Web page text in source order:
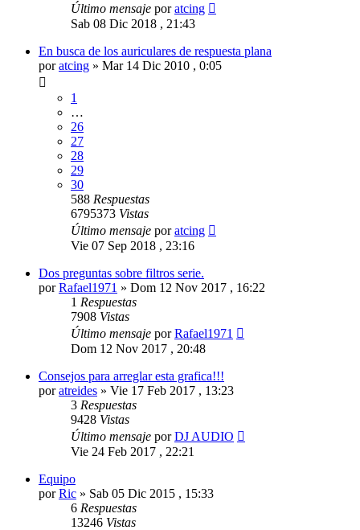
Último mensaje poratcing
Sab 08 Dic 2018 , 21:43
En busca de los auriculares de respuesta plana
poratcing » Mar 14 Dic 2010 , 0:05
1
…
26
27
28
29
30
588 Respuestas
6795373 Vistas
Último mensaje poratcing
Vie 07 Sep 2018 , 23:16
Dos preguntas sobre filtros serie.
porRafael1971 » Dom 12 Nov 2017 , 16:22
1 Respuestas
7908 Vistas
Último mensaje porRafael1971
Dom 12 Nov 2017 , 20:48
Consejos para arreglar esta grafica!!!
poratreides » Vie 17 Feb 2017 , 13:23
3 Respuestas
9428 Vistas
Último mensaje porDJ AUDIO
Vie 24 Feb 2017 , 22:21
Equipo
porRic » Sab 05 Dic 2015 , 15:33
6 Respuestas
13246 Vistas